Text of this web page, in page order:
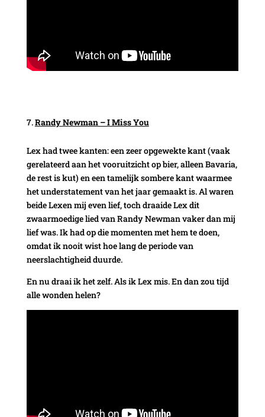
Randy Newman – I Miss You
Lex had twee kanten: een zeer opgewekte kant (vaak
gerelateerd aan het vooruitzicht op bier, alleen Bavaria,
de rest is kut) en een tamelijk sombere kant waarmee
het understatement van het jaar gemaakt is. Al waren
beide Lexen mij even lief, toch draaide Lex dit
zwaarmoedige lied van Randy Newman vaker dan mij
lief was. Ik had op die momenten met hem te doen,
omdat ik nooit wist hoe lang de periode van
neerslachtigheid duurde.
En nu draai ik het zelf. Als ik Lex mis. En dan zou tijd
alle wonden helen?